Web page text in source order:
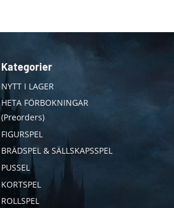
Kategorier
NYTT I LAGER
HETA FÖRBOKNINGAR
(Preorders)
FIGURSPEL
BRÄDSPEL & SÄLLSKAPSSPEL
PUSSEL
KORTSPEL
ROLLSPEL